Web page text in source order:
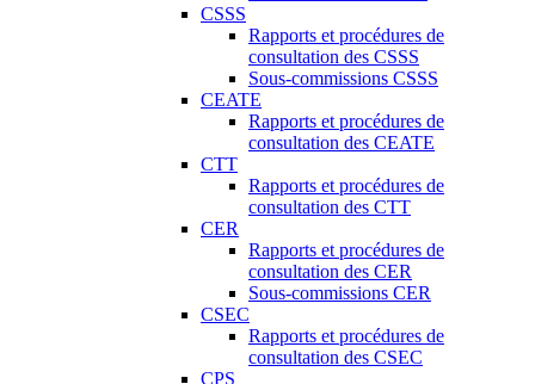
CSSS
Rapports et procédures de
consultation des CSSS
Sous-commissions CSSS
CEATE
Rapports et procédures de
consultation des CEATE
CTT
Rapports et procédures de
consultation des CTT
CER
Rapports et procédures de
consultation des CER
Sous-commissions CER
CSEC
Rapports et procédures de
consultation des CSEC
CPS